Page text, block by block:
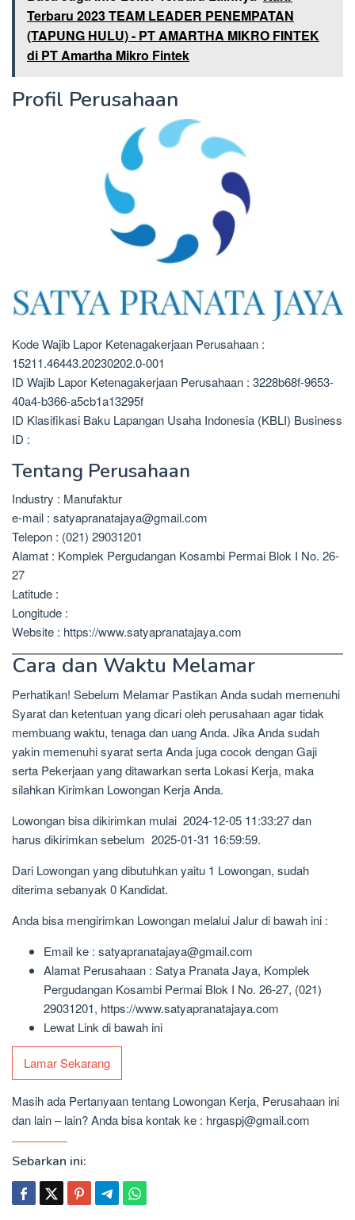
Terbaru 2023 TEAM LEADER PENEMPATAN
(TAPUNG HULU) - PT AMARTHA MIKRO FINTEK
di PT Amartha Mikro Fintek
Profil Perusahaan
Kode Wajib Lapor Ketenagakerjaan Perusahaan :
15211.46443.20230202.0-001
ID Wajib Lapor Ketenagakerjaan Perusahaan : 3228b68f-9653-
40a4-b366-a5cb1a13295f
ID Klasifikasi Baku Lapangan Usaha Indonesia (KBLI) Business
ID :
Tentang Perusahaan
Industry : Manufaktur
e-mail : satyapranatajaya@gmail.com
Telepon : (021) 29031201
Alamat : Komplek Pergudangan Kosambi Permai Blok I No. 26-
27
Latitude :
Longitude :
Website : https://www.satyapranatajaya.com
Cara dan Waktu Melamar
Perhatikan! Sebelum Melamar Pastikan Anda sudah memenuhi
Syarat dan ketentuan yang dicari oleh perusahaan agar tidak
membuang waktu, tenaga dan uang Anda. Jika Anda sudah
yakin memenuhi syarat serta Anda juga cocok dengan Gaji
serta Pekerjaan yang ditawarkan serta Lokasi Kerja, maka
silahkan Kirimkan Lowongan Kerja Anda.
Lowongan bisa dikirimkan mulai 2024-12-05 11:33:27 dan
harus dikirimkan sebelum 2025-01-31 16:59:59.
Dari Lowongan yang dibutuhkan yaitu 1 Lowongan, sudah
diterima sebanyak 0 Kandidat.
Anda bisa mengirimkan Lowongan melalui Jalur di bawah ini :
Email ke : satyapranatajaya@gmail.com
Alamat Perusahaan : Satya Pranata Jaya, Komplek
Pergudangan Kosambi Permai Blok I No. 26-27, (021)
29031201, https://www.satyapranatajaya.com
Lewat Link di bawah ini
Lamar Sekarang
Masih ada Pertanyaan tentang Lowongan Kerja, Perusahaan ini
dan lain – lain? Anda bisa kontak ke : hrgaspj@gmail.com
Sebarkan ini: